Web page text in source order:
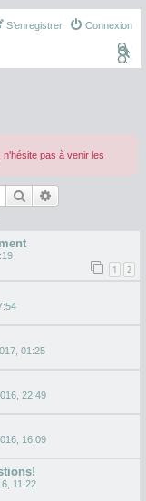
Connexion
S’enregistrer
pas à venir les
Rechercher
1 2
01:25
22:49
16:09
11:22